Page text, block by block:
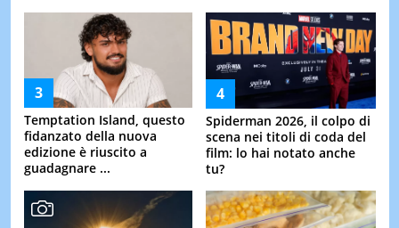
Temptation Island, questo
fidanzato della nuova
edizione è riuscito a
guadagnare ...
Spiderman 2026, il colpo di
scena nei titoli di coda del
film: lo hai notato anche
tu?